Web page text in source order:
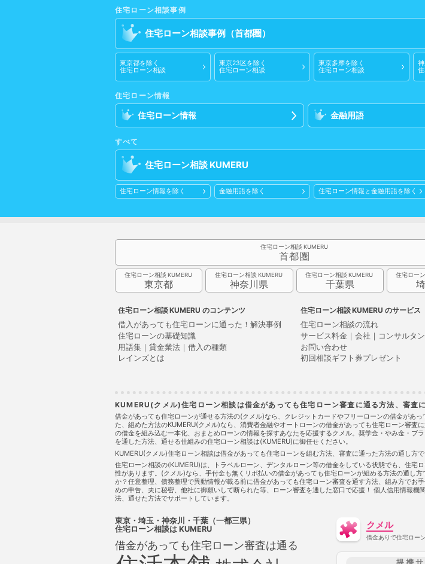
住宅ローン相談事例
住宅ローン相談事例 （首都圏）
東京都を除く
住宅ローン相談
東京23区を除く
住宅ローン相談
東京多摩を除く
住宅ローン相談
住宅ローン情報
住宅ローン情報 金融用語
すべて
住宅ローン相談
住宅ローン情報を除く 金融用語を除く 住宅ローン情報 と 金融用語を除く
住宅ローン相談
首都圏
住宅ローン相談
東京都
住宅ローン相談
神奈川県
住宅ローン相談
千葉県
住宅ロー
住宅ローン相談
のコンテンツ
借入があっても住宅ローンに通った！解決事例
住宅ローンの基礎知識
用語集｜貸金業法｜借入の種類
レインズとは
住宅ローン相談
のサービス
住宅ローン相談の流れ
サービス料金｜会社｜コンサルタン
お問い合わせ
初回相談ギフト券プレゼント
KUMERU(クメル)住宅ローン相談は借金があっても住宅ローン審査に通る方法、審査
借金があっても住宅ローンが通せる方法の(クメル)なら、クレジットカードやフリーローンの借金があ
た、組めた方法のKUMERU(クメル)なら、消費者金融やオートローンの借金があっても住宅ローン審
の借金を組み込む一本化、おまとめローンの情報を探すあなたを応援するクメル。奨学金・やみ金・
を通した方法、通せる仕組みの住宅ローン相談は(KUMERU)に御任せください。
KUMERU(クメル)住宅ローン相談は借金があっても住宅ローンを組む方法、審査に通った方法の通し方で
住宅ローン相談の(KUMERU)は、トラベルローン、デンタルローン等の借金をしている状態でも、住
性があります。(クメル)なら、手付金も無くリボ払いの借金があっても住宅ローンが組める方法の通し
か？任意整理、債務整理で異動情報が載る前に借金があっても住宅ローン審査を通す方法、組み方で
めの申告、夫に秘密、他社に御願いして断られた等、ローン審査を通した窓口で応援！ 個人信用情報
法、通せた方法でサポートしています。
東京・埼玉・神奈川・千葉（一都三県）
住宅ローン相談は KUMERU
借金があっても住宅ローン審査は通る
クメル
借金ありで住宅ロー